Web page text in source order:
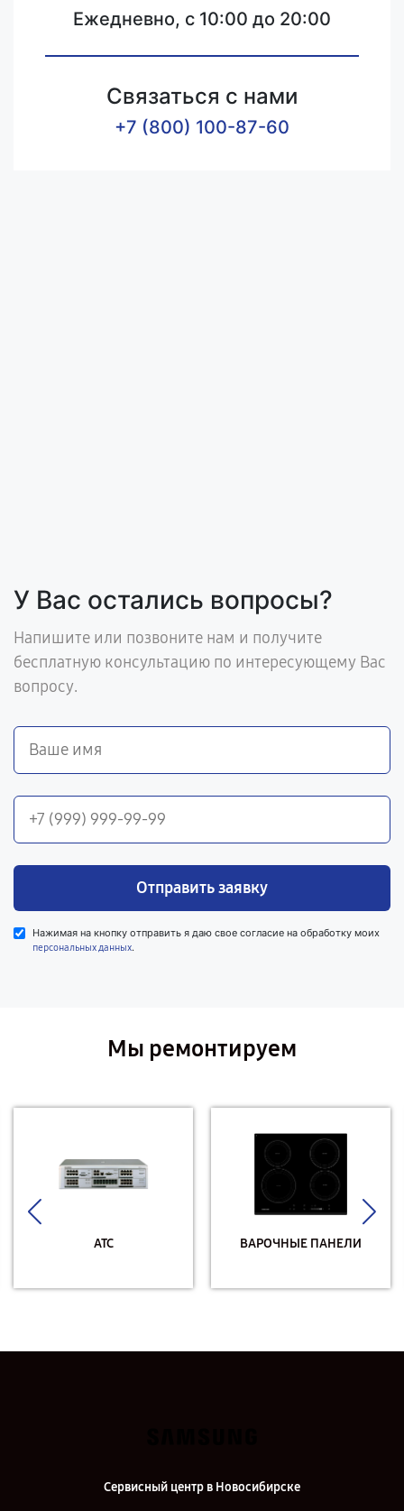
Ежедневно, с 10:00 до 20:00
Связаться с нами
+7 (800) 100-87-60
У Вас остались вопросы?
Напишите или позвоните нам и получите
бесплатную консультацию по интересующему Вас
вопросу.
Отправить заявку
Нажимая на кнопку отправить я даю свое согласие на обработку моих
персональных данных.
Мы ремонтируем
АТС ВАРОЧНЫЕ ПАНЕЛИ
Сервисный центр в Новосибирске